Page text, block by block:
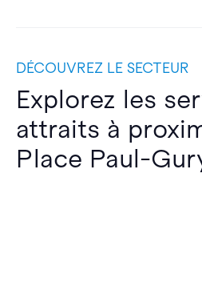
DÉCOUVREZ LE SECTEUR
Explorez les
attraits à
Place Paul-